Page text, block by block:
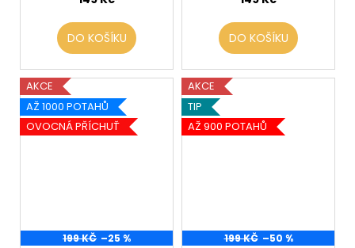
DO KOŠÍKU DO KOŠÍKU
AKCE
AŽ 1000 POTAHŮ
OVOCNÁ PŘÍCHUŤ
199 KČ –25 %
AKCE
TIP
AŽ 900 POTAHŮ
199 KČ –50 %